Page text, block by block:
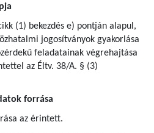
(1) bekezdés e) pontján alapul,
jogosítványok gyakorlása
feladatainak végrehajtása
az Éltv. 38/A. § (3)
forrása
az érintett.